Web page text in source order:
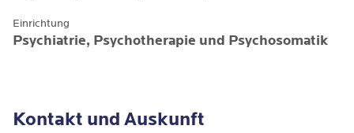
Einrichtung
Psychiatrie, Psychotherapie und Psychosomatik
Kontakt und Auskunft